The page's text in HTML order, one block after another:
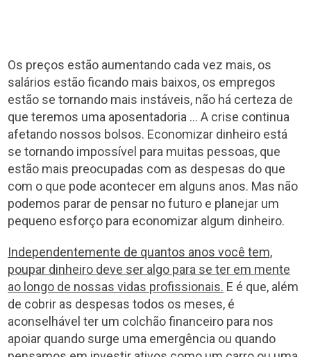
Os preços estão aumentando cada vez mais, os
salários estão ficando mais baixos, os empregos
estão se tornando mais instáveis, não há certeza de
que teremos uma aposentadoria … A crise continua
afetando nossos bolsos. Economizar dinheiro está
se tornando impossível para muitas pessoas, que
estão mais preocupadas com as despesas do que
com o que pode acontecer em alguns anos. Mas não
podemos parar de pensar no futuro e planejar um
pequeno esforço para economizar algum dinheiro.
Independentemente de quantos anos você tem,
poupar dinheiro deve ser algo para se ter em mente
ao longo de nossas vidas profissionais. E é que, além
de cobrir as despesas todos os meses, é
aconselhável ter um colchão financeiro para nos
apoiar quando surge uma emergência ou quando